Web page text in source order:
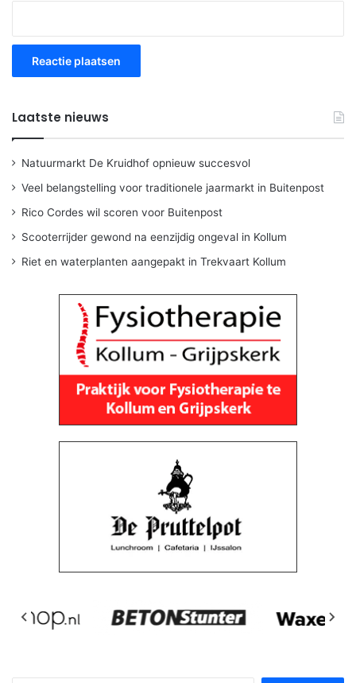
Laatste nieuws
Natuurmarkt De Kruidhof opnieuw succesvol
Veel belangstelling voor traditionele jaarmarkt in Buitenpost
Rico Cordes wil scoren voor Buitenpost
Scooterrijder gewond na eenzijdig ongeval in Kollum
Riet en waterplanten aangepakt in Trekvaart Kollum